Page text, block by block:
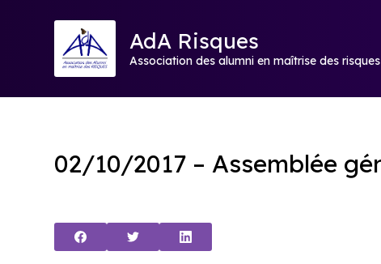
AdA Risques
Association des alumni en maîtrise des risques
02/10/2017 – Assemblée